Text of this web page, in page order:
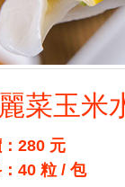
菜玉米
280 元
40 粒 / 包